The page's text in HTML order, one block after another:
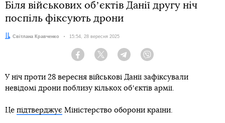
Біля військових обʼєктів Данії другу ніч
поспіль фіксують дрони
Автор:
Світлана Кравченко Дата:
15:54, 28 вересня 2025
Facebook Twitter Telegram
У ніч проти 28 вересня військові Данії зафіксували
невідомі дрони поблизу кількох обʼєктів армії.
Це підтверджує Міністерство оборони країни.